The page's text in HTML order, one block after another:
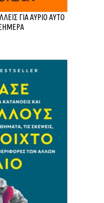
ΓΙΑ ΑΥΡΙΟ ΑΥΤΟ